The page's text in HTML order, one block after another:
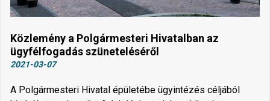
Közlemény a Polgármesteri Hivatalban az
ügyfélfogadás szüneteléséről
2021-03-07
A Polgármesteri Hivatal épületébe ügyintézés céljából